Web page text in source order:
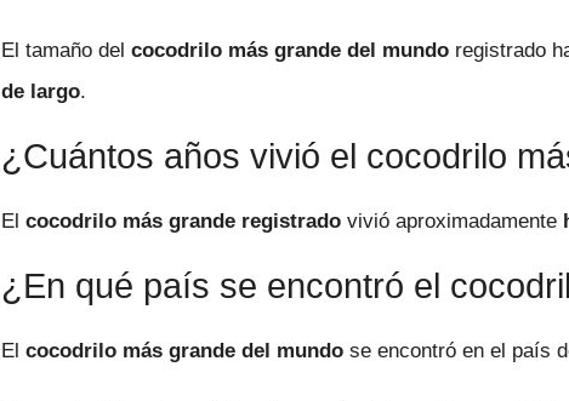
El tamaño delcocodrilo más grande del mundo registrado
de largo.
¿Cuántos años vivió el cocodrilo
Elcocodrilo más grande registrado vivió aproximadamente
¿En qué país se encontró el
Elcocodrilo más grande del mundo se encontró en el país